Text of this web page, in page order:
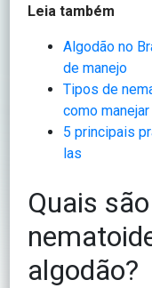
Leia também
Algodão no
de manejo
Tipos de
como manejar
5 principais
las
Quais
algodão?